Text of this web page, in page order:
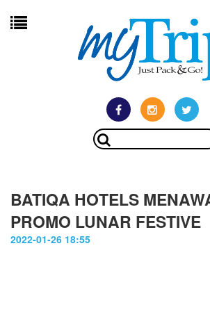
BATIQA HOTELS
PROMO LUNAR FESTIVE
2022-01-26 18:55